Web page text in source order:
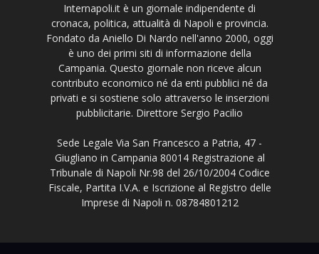
Internapoli.it è un giornale indipendente di
cronaca, politica, attualità di Napoli e provincia.
Fondato da Aniello Di Nardo nell'anno 2000, oggi
è uno dei primi siti di informazione della
Campania. Questo giornale non riceve alcun
contributo economico né da enti pubblici né da
privati e si sostiene solo attraverso le inserzioni
pubblicitarie. Direttore Sergio Pacilio
Sede Legale Via San Francesco a Patria, 47 -
Giugliano in Campania 80014 Registrazione al
Tribunale di Napoli Nr.98 del 26/10/2004 Codice
Fiscale, Partita I.V.A. e Iscrizione al Registro delle
Imprese di Napoli n. 08784801212